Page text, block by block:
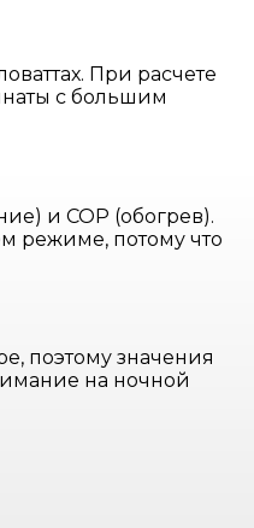
При расчете
с большим
и COP (обогрев).
режиме, потому что
поэтому значения
на ночной